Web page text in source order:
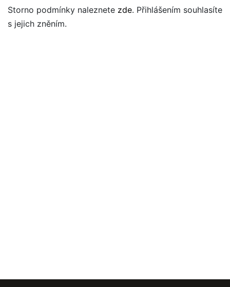
Storno podmínky naleznete zde. Přihlášením souhlasíte
s jejich zněním.